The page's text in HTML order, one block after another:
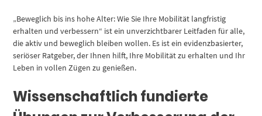
„Beweglich bis ins hohe Alter: Wie Sie Ihre Mobilität langfristig
erhalten und verbessern“ ist ein unverzichtbarer Leitfaden für alle,
die aktiv und beweglich bleiben wollen. Es ist ein evidenzbasierter,
seriöser Ratgeber, der Ihnen hilft, Ihre Mobilität zu erhalten und Ihr
Leben in vollen Zügen zu genießen.
Wissenschaftlich fundierte